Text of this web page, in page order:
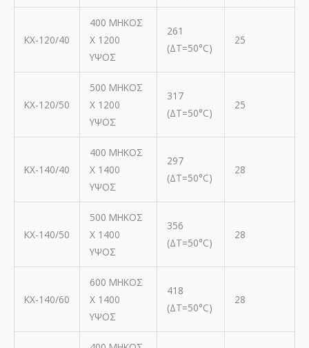
ΚΧ-120/40
400 ΜΗΚΟΣ
Χ 1200
ΥΨΟΣ
261
(ΔΤ=50°C)
25
ΚΧ-120/50
500 ΜΗΚΟΣ
Χ 1200
ΥΨΟΣ
317
(ΔΤ=50°C)
25
ΚΧ-140/40
400 ΜΗΚΟΣ
Χ 1400
ΥΨΟΣ
297
(ΔΤ=50°C)
28
ΚΧ-140/50
500 ΜΗΚΟΣ
Χ 1400
ΥΨΟΣ
356
(ΔΤ=50°C)
28
ΚΧ-140/60
600 ΜΗΚΟΣ
Χ 1400
ΥΨΟΣ
418
(ΔΤ=50°C)
28